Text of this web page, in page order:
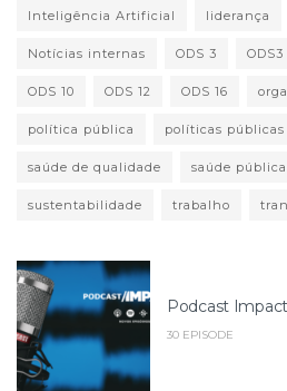
Inteligência Artificial liderança
Notícias internas ODS 3 ODS3
ODS 10 ODS 12 ODS 16
política pública políticas públicas
saúde de qualidade saúde pública
sustentabilidade trabalho
Podcast
30 EPISODE